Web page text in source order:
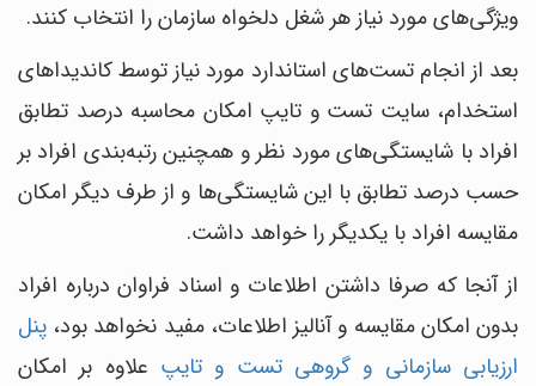
ویژگی‌های مورد نیاز هر شغل دلخواه سازمان را انتخاب کنند.
بعد از انجام تست‌های استاندارد مورد نیاز توسط کاندیداهای
استخدام، سایت تست و تایپ امکان محاسبه درصد تطابق
افراد با شایستگی‌های مورد نظر و همچنین رتبه‌بندی افراد بر
حسب درصد تطابق با این شایستگی‌ها و از طرف دیگر امکان
مقایسه افراد با یکدیگر را خواهد داشت.
از آنجا که صرفا داشتن اطلاعات و اسناد فراوان درباره افراد
بدون امکان مقایسه و آنالیز اطلاعات، مفید نخواهد بود، پنل
ارزیابی سازمانی و گروهی تست و تایپ علاوه بر امکان